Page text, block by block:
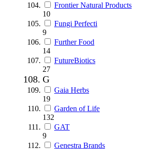
Frontier Natural Products
10
Fungi Perfecti
9
Further Food
14
FutureBiotics
27
G
Gaia Herbs
19
Garden of Life
132
GAT
9
Genestra Brands